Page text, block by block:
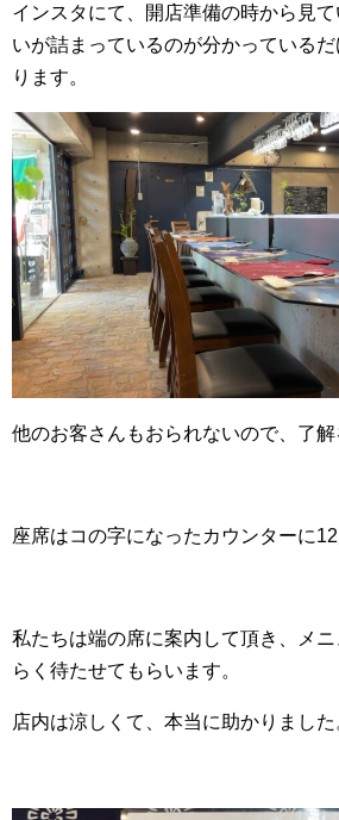
インスタにて、開店準備の時から見
いが詰まっているのが分かっている
ります。
他のお客さんもおられないので、了解
座席はコの字になったカウンターに12
私たちは端の席に案内して頂き、メ
らく待たせてもらいます。
店内は涼しくて、本当に助かりました